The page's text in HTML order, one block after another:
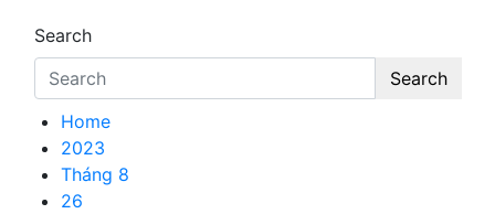
Search
Search
Home
2023
Tháng 8
26